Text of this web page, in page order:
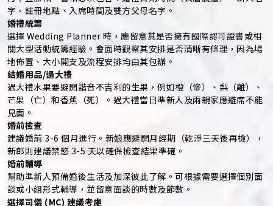
字、註冊地點、入席時間及雙方父母名字。
婚禮統籌
選擇 Wedding Planner 時，應留意其是否擁有國際認可證書或相
關大型活動統籌經驗。會面時觀察其安排是否清晰有條理，因為場
地佈置、大小開支及流程安排均由其包辦。
結婚用品/過大禮
過大禮水果要避開諧音不吉利的生果，例如橙（慘）、梨（離）、
芒果（亡）和香蕉（死）。過大禮當日準新人及兩親家應避席不能
見面。
婚前檢查
建議婚前 3-6 個月進行。新娘應避開月經期（乾淨三天後再檢），
新郎則建議禁慾 3-5 天以確保檢查結果準確。
婚前輔導
幫助準新人預備婚後生活及加深彼此了解。可根據需要選擇個別面
談或小組形式輔導，並留意面談的時數及節數。
選擇司儀 (MC) 建議考慮